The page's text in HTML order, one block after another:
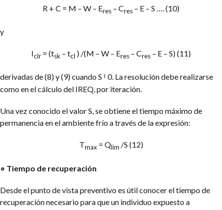
R + C = M – W – Eres – Cres – E – S …. (10)
y
Iclr = (tsk – tcl ) /(M – W – Eres – Cres – E – S) (11)
derivadas de (8) y (9) cuando S ¹ 0. La resolución debe realizarse
como en el cálculo del IREQ, por iteración.
Una vez conocido el valor S, se obtiene el tiempo máximo de
permanencia en el ambiente frío a través de la expresión:
Tmax= Qlim /S (12)
Tiempo de recuperación
Desde el punto de vista preventivo es útil conocer el tiempo de
recuperación necesario para que un individuo expuesto a